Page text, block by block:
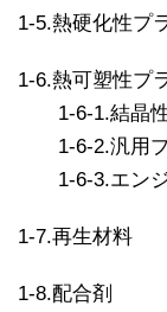
1-5.熱硬化性プ
1-6.熱可塑性プ
1-6-1.結晶性
1-6-2.汎用プ
1-6-3.エンジ
1-7.再生材料
1-8.配合剤